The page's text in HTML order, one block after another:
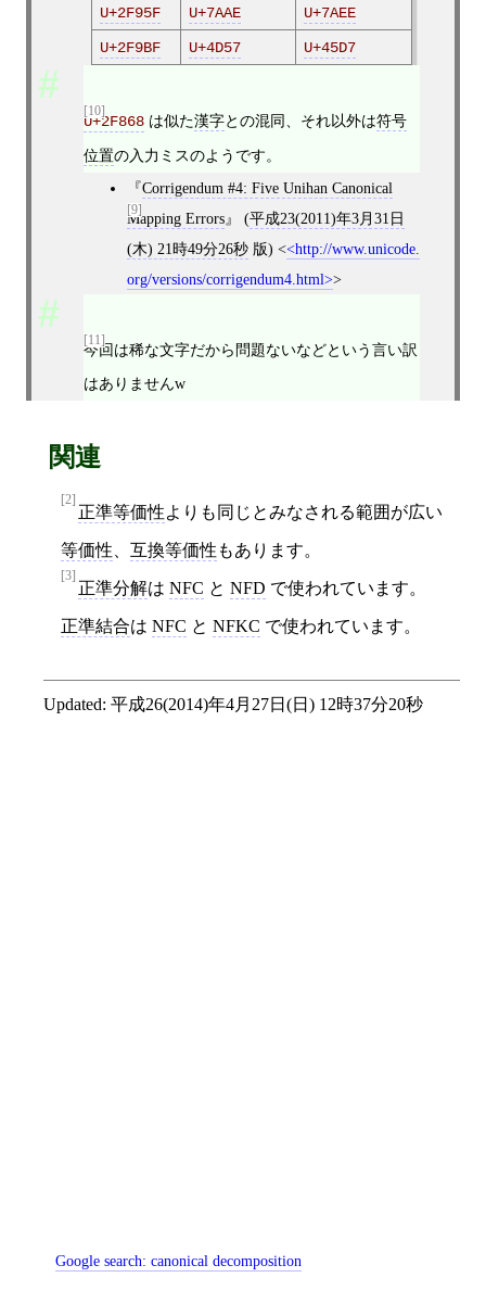
U+2F95F U+7AAE
U+7AEE
U+2F9BF
U+4D57 U+45D7
[10]
U+2F868は似た漢字との混同、それ以外は符号
位置の入力ミスのようです。
[9]
Corrigendum #4: Five Unihan Canonical
Mapping Errors
(平成23(2011)年3月31日
(木) 21時49分26秒版) < http://www.unicode.
org/versions/corrigendum4.html >
[11]
今回は稀な文字だから問題ないなどという言い訳
はありませんw
関連
[2]
正準等価性よりも同じとみなされる範囲が広い
等価性 互換等価性 もあります。
[3]
正準分解は NFC と NFD で使われています。
正準結合は NFC と NFKC で使われています。
Updated: 平成26(2014)年4月27日(日) 12時37分20秒
Google search:canonical decomposition